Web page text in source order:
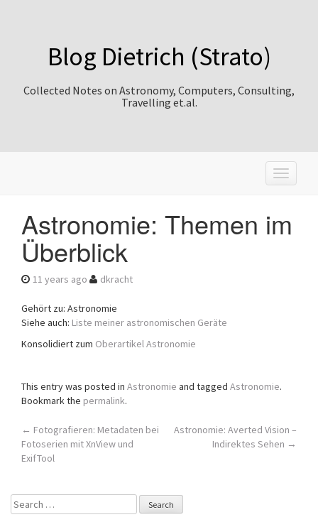
Blog Dietrich (Strato)
Collected Notes on Astronomy, Computers, Consulting,
Travelling et.al.
T
o
l
n
Astronomie: Themen im
Überblick
11 years ago dkracht
Gehört zu: Astronomie
Siehe auch: Liste meiner astronomischen Geräte
Konsolidiert zum Oberartikel Astronomie
This entry was posted in Astronomie and tagged Astronomie.
Bookmark the permalink.
Post
navigation
← Fotografieren: Metadaten bei
Fotoserien mit XnView und
ExifTool
Astronomie: Averted Vision –
Indirektes Sehen →
Search
for: